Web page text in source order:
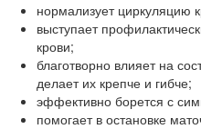
нормализует циркуляцию
выступает
крови;
благотворно влияет на
делает их крепче и гибче;
эффективно борется с
помогает в остановке